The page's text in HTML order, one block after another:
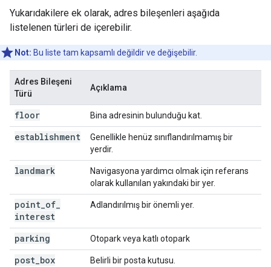
Yukarıdakilere ek olarak, adres bileşenleri aşağıda
listelenen türleri de içerebilir.
Not: Bu liste tam kapsamlı değildir ve değişebilir.
Adres Bileşeni
Türü
Açıklama
floor Bina adresinin bulunduğu kat.
establishment
Genellikle henüz sınıflandırılmamış bir
yerdir.
landmark
Navigasyona yardımcı olmak için referans
olarak kullanılan yakındaki bir yer.
point of
interest
Adlandırılmış bir önemli yer.
parking Otopark veya katlı otopark
post box Belirli bir posta kutusu.